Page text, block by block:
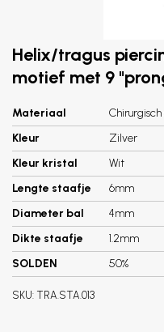
Helix/tragus
motief met 9
Materiaal
Chirurgisch
Kleur
Zilver
Kleur kristal
Wit
Lengte staafje
6mm
Diameter bal
4mm
Dikte staafje
1.2mm
SOLDEN
50%
SKU: TRA.STA.013